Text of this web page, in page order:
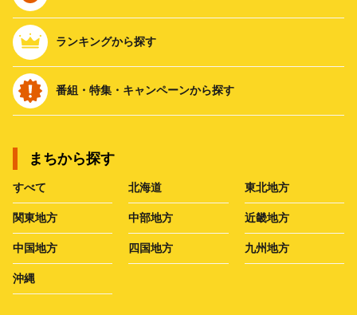
ランキングから探す
番組・特集・キャンペーンから探す
まちから探す
すべて 北海道 東北地方
関東地方 中部地方 近畿地方
中国地方 四国地方 九州地方
沖縄